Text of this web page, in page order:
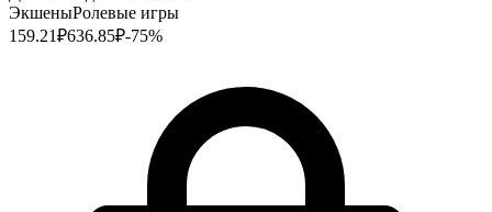
ЭкшеныРолевые игры
159.21₽636.85₽-75%